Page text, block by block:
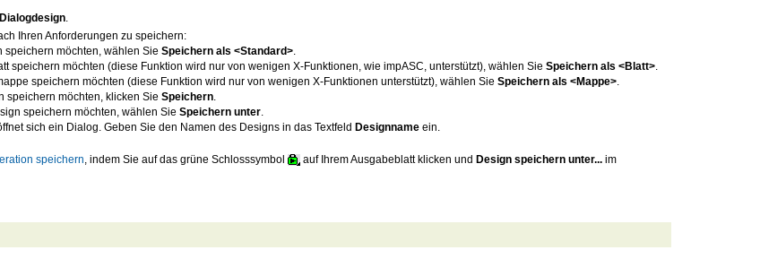
Dialogdesign.
Ihren Anforderungen zu speichern:
möchten, wählen Sie Speichern als <Standard>.
speichern möchten (diese Funktion wird nur von wenigen X-Funktionen, wie impASC, unterstützt), wählen Sie Speichern als <Blatt>.
speichern möchten (diese Funktion wird nur von wenigen X-Funktionen unterstützt), wählen Sie Speichern als <Mappe>.
speichern möchten, klicken Sie Speichern.
speichern möchten, wählen Sie Speichern unter.
sich ein Dialog. Geben Sie den Namen des Designs in das Textfeld Designname ein.
speichern , indem Sie auf das grüne Schlosssymbol auf Ihrem Ausgabeblatt klicken und Design speichern unter... im